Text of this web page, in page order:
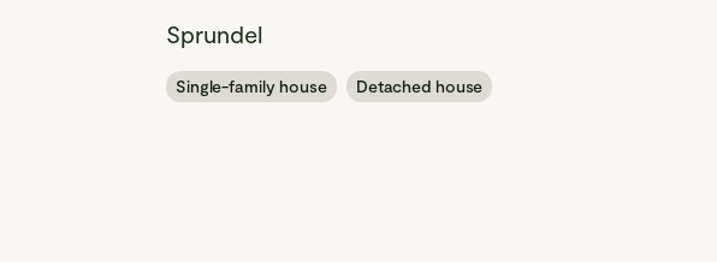
Sprundel
Single-family house Detached house